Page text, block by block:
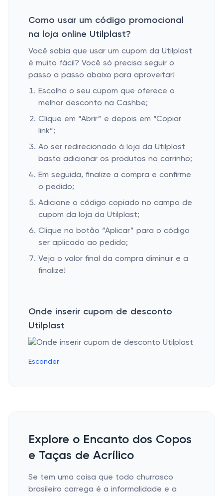
Como usar um código promocional
na loja online Utilplast?
Você sabia que usar um cupom da Utilplast
é muito fácil? Você só precisa seguir o
passo a passo abaixo para aproveitar!
Escolha o seu cupom que oferece o
melhor desconto na Cashbe;
Clique em “Abrir” e depois em “Copiar
link”;
Ao ser redirecionado à loja da Utilplast
basta adicionar os produtos no carrinho;
Em seguida, finalize a compra e confirme
o pedido;
Adicione o código copiado no campo de
cupom da loja da Utilplast;
Clique no botão “Aplicar” para o código
ser aplicado ao pedido;
Veja o valor final da compra diminuir e a
finalize!
Onde inserir cupom de desconto
Utilplast
Esconder
Explore o Encanto dos Copos
e Taças de Acrílico
Se tem uma coisa que todo churrasco
brasileiro carrega é a informalidade e a